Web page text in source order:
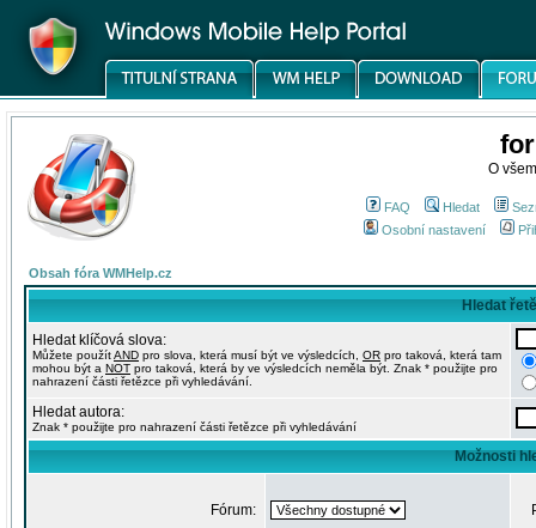
O
FAQ Hledat
Osobní nastavení
Obsah fóra WMHelp.cz
Hledat
Hledat klíčová slova:
Můžete použítAND pro slova, která musí být ve výsledcích, OR pro taková, která tam
mohou být a NOT pro taková, která by ve výsledcích neměla být. Znak * použijte pro
nahrazení části řetězce při vyhledávání.
Hledat autora:
Znak * použijte pro nahrazení části řetězce při vyhledávání
Možnosti
Fórum: